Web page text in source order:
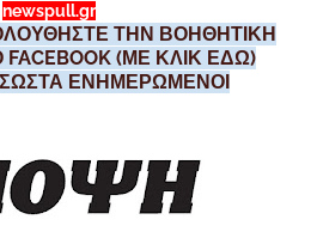
newspull.gr
ΤΗΝ ΒΟΗΘΗΤΙΚΗ
(ΜΕ ΚΛΙΚ ΕΔΩ)
ΣΩΣΤΑ ΕΝΗΜΕΡΩΜΕΝΟΙ